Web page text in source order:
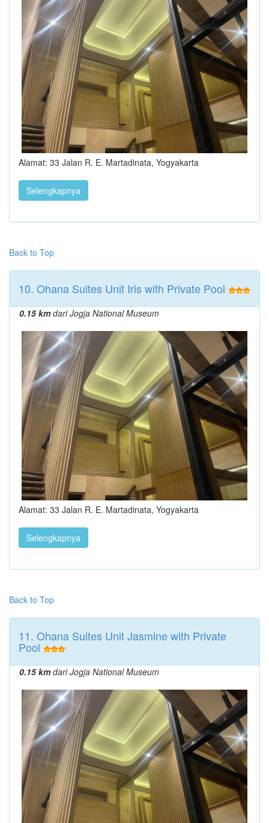
Alamat: 33 Jalan R. E. Martadinata, Yogyakarta
Selengkapnya
Back to Top
10. Ohana Suites Unit Iris with Private Pool
0.15 kmdari Jogja National Museum
Alamat: 33 Jalan R. E. Martadinata, Yogyakarta
Selengkapnya
Back to Top
11. Ohana Suites Unit Jasmine with Private
Pool
0.15 kmdari Jogja National Museum